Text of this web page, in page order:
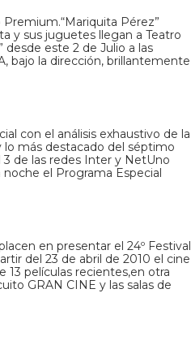
Premium.“Mariquita Pérez”
y sus juguetes llegan a Teatro
desde este 2 de Julio a las
bajo la dirección, brillantemente
con el análisis exhaustivo de la
más destacado del séptimo
3 de las redes Inter y NetUno
el Programa Especial
en presentar el 24º Festival
del 23 de abril de 2010 el cine
13 películas recientes,en otra
GRAN CINE y las salas de